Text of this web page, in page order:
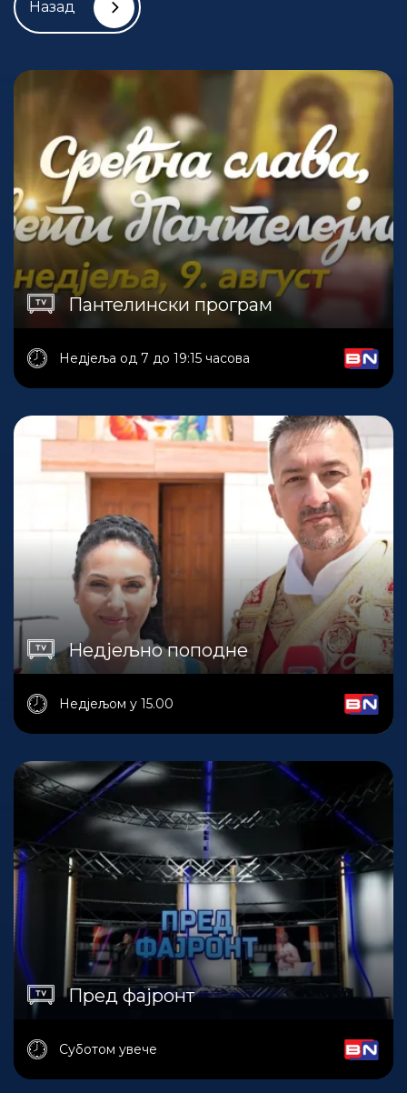
Назад
Пантелински програм
Недјеља од 7 до 19:15 часова
Недјељно поподне
Недјељом у 15.00
Пред фајронт
Суботом увече